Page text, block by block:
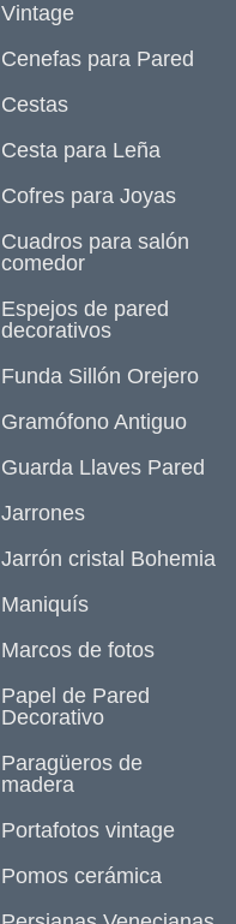
Vintage
Cenefas para Pared
Cestas
Cesta para Leña
Cofres para Joyas
Cuadros para salón
comedor
Espejos de pared
decorativos
Funda Sillón Orejero
Gramófono Antiguo
Guarda Llaves Pared
Jarrones
Jarrón cristal Bohemia
Maniquís
Marcos de fotos
Papel de Pared
Decorativo
Paragüeros de
madera
Portafotos vintage
Pomos cerámica